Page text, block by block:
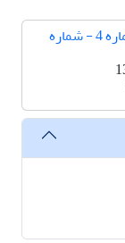
دوره 35، شماره 4 - شماره